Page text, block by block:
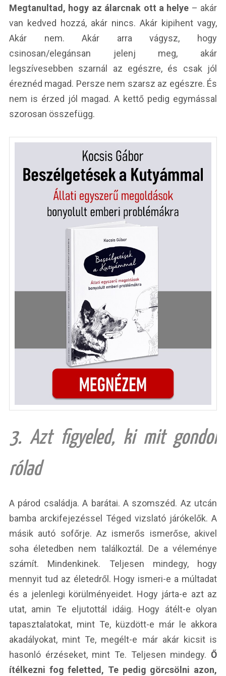
Megtanultad, hogy az álarcnak ott a helye – akár
van kedved hozzá, akár nincs. Akár kipihent vagy,
Akár nem. Akár arra vágysz, hogy
csinosan/elegánsan jelenj meg, akár
legszívesebben szarnál az egészre, és csak jól
éreznéd magad. Persze nem szarsz az egészre. És
nem is érzed jól magad. A kettő pedig egymással
szorosan összefügg.
3. Azt figyeled, ki mit gondol
rólad
A párod családja. A barátai. A szomszéd. Az utcán
bamba arckifejezéssel Téged vizslató járókelők. A
másik autó sofőrje. Az ismerős ismerőse, akivel
soha életedben nem találkoztál. De a véleménye
számít. Mindenkinek. Teljesen mindegy, hogy
mennyit tud az életedről. Hogy ismeri-e a múltadat
és a jelenlegi körülményeidet. Hogy járta-e azt az
utat, amin Te eljutottál idáig. Hogy átélt-e olyan
tapasztalatokat, mint Te, küzdött-e már le akkora
akadályokat, mint Te, megélt-e már akár kicsit is
hasonló érzéseket, mint Te. Teljesen mindegy. Ő
ítélkezni fog feletted, Te pedig görcsölni azon,